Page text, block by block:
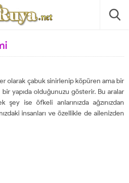
olarak çabuk sinirlenip köpüren ama bir
yapıda olduğunuzu gösterir. Bu aralar
ise öfkeli anlarınızda ağzınızdan
insanları ve özellikle de ailenizden